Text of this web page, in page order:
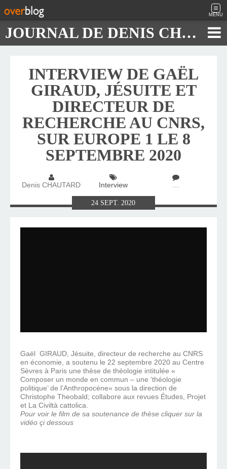
MENU
JOURNAL DE DENIS CHAUTARD
INTERVIEW DE GAËL
GIRAUD, JÉSUITE ET
DIRECTEUR DE
RECHERCHE AU CNRS,
SUR EUROPE 1 LE 8
SEPTEMBRE 2020
Denis CHAUTARD Interview …
24 SEPT.2020
Gaël GIRAUD, Jésuite, directeur de recherche au CNRS
en économie, a soutenu le 22 septembre 2020 au Centre
Sèvres à Paris une thèse de théologie intitulée «
Composer un monde en commun – une ‘théologie
politique’ de l’Anthropocène» sous la direction de
Christophe Theobald; collabore aux revues Études, Projet
et La Civiltà cattolica.
Pour voir le film de sa soutenance de thèse cliquer sur la
vidéo çi dessous